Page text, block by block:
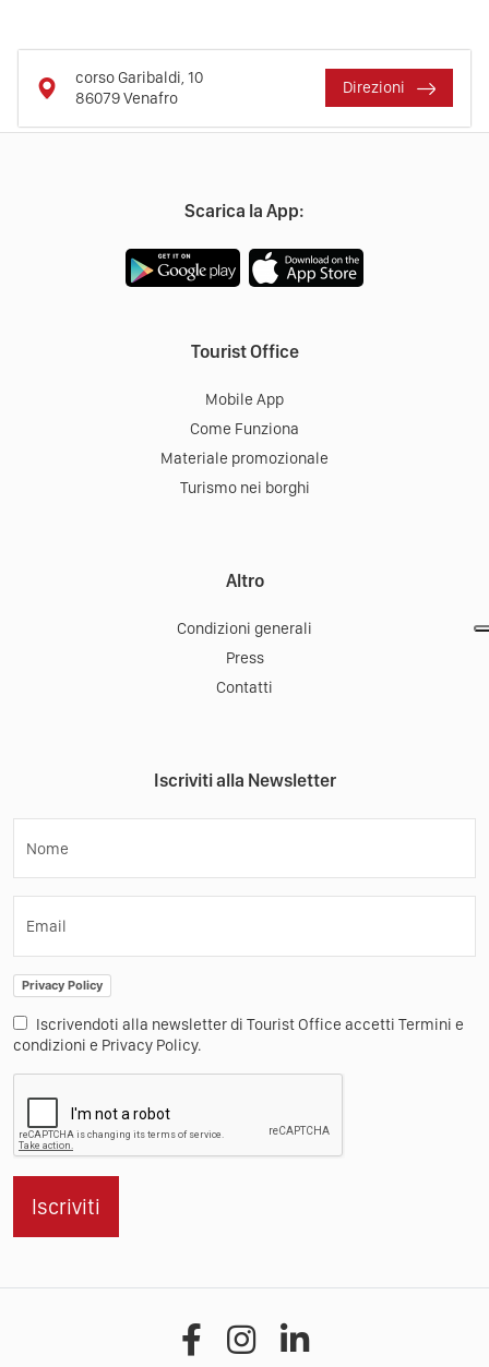
corso Garibaldi, 10
86079Venafro
Direzioni
Scarica la App:
Tourist Office
Mobile App
Come Funziona
Materiale promozionale
Turismo nei borghi
Altro
Condizioni generali
Press
Contatti
Iscriviti alla Newsletter
Nome
Email
Privacy Policy
Iscrivendoti alla newsletter di Tourist Office accetti Termini e
condizioni e Privacy Policy.
Iscriviti